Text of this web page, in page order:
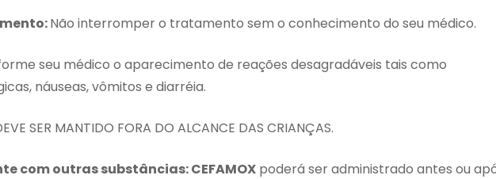
Não interromper o tratamento sem o conhecimento do seu médico.
seu médico o aparecimento de reações desagradáveis tais como
náuseas, vômitos e diarréia.
SER MANTIDO FORA DO ALCANCE DAS CRIANÇAS.
com outras substâncias:CEFAMOX poderá ser administrado antes ou